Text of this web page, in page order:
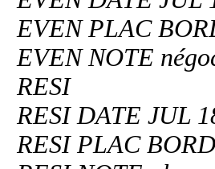
EVEN PLAC
EVEN NOTE
RESI
RESI DATE JUL
RESI PLAC